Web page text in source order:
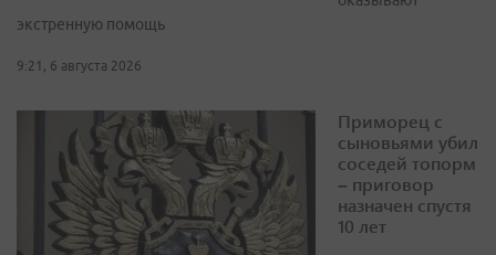
экстренную помощь
9:21, 6 августа 2026
Приморец с
сыновьями убил
соседей топорм
– приговор
назначен спустя
10 лет